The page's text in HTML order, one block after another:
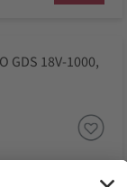
GDS 18V-1000,